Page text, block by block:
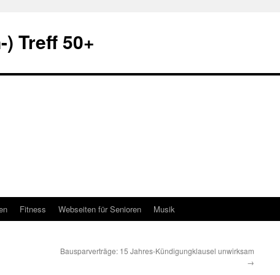
Treff 50+
Fitness Webseiten für Senioren Musik
Bausparverträge: 15 Jahres-Kündigungklausel unwirksam
→